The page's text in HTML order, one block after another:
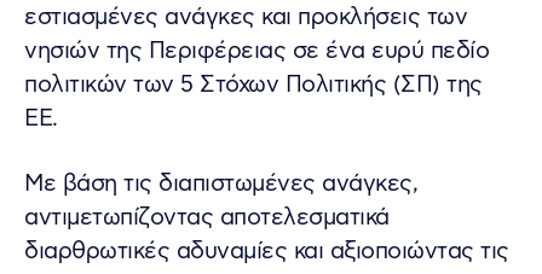
εστιασμένες ανάγκες και προκλήσεις των
νησιών της Περιφέρειας σε ένα ευρύ πεδίο
πολιτικών των 5 Στόχων Πολιτικής (ΣΠ) της
ΕΕ.
Mε βάση τις διαπιστωμένες ανάγκες,
αντιμετωπίζοντας αποτελεσματικά
διαρθρωτικές αδυναμίες και αξιοποιώντας τις